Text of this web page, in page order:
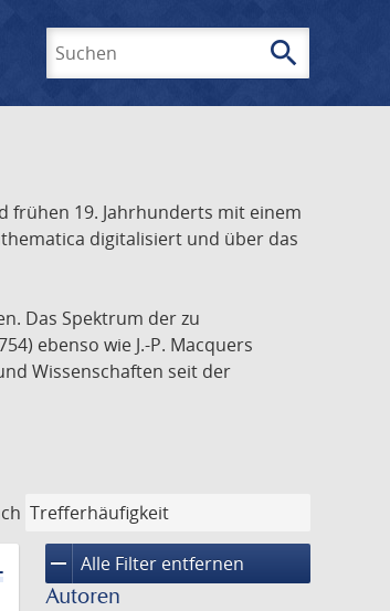
search
frühen 19. Jahrhunderts mit einem
digitalisiert und über das
Das Spektrum der zu
ebenso wie J.-P. Macquers
Wissenschaften seit der
remove Alle Filter entfernen
Autoren